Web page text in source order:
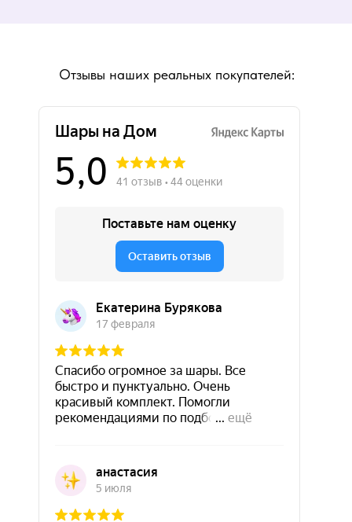
Отзывы наших реальных покупателей: